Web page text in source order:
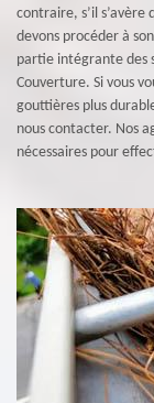
contraire, s’il
devons procéder à
partie intégrante des
Couverture. Si vous
gouttières plus
nous contacter. Nos
nécessaires pour